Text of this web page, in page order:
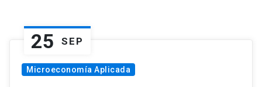
25 SEP
Microeconomía Aplicada